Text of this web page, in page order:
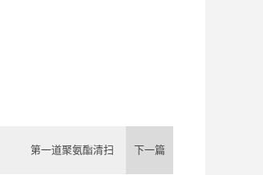
第一道聚氨酯清扫 下一篇